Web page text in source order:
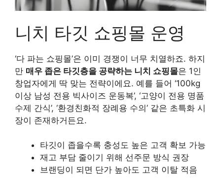
니치 타깃 쇼핑몰 운영
‘다 파는 쇼핑몰’은 이미 경쟁이 너무 치열하죠. 하지
만 매우 좁은 타깃층을 공략하는 니치 쇼핑몰은 1인
창업자에게 딱 맞는 전략이에요. 예를 들어 ‘100kg
이상 남성 전용 빅사이즈 운동복’, ‘고양이 전용 명품
수제 간식’, ‘환경친화적 장례용 수의’ 같은 초특화 시
장이 존재하거든요.
타깃이 좁을수록 충성도 높은 고객 확보 가능
재고 부담 줄이기 위해 선주문 방식 권장
브랜딩이 되면 단가 높아도 고객 이탈 적음